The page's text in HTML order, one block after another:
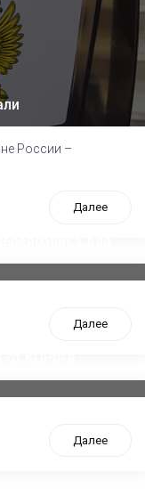
России –
Далее
Далее
Далее